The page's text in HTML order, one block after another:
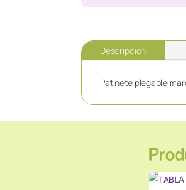
Descripción
Patinete plegable